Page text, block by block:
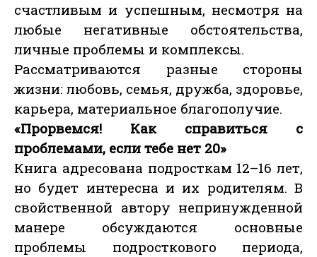
счастливым и успешным, несмотря на
любые негативные обстоятельства,
личные проблемы и комплексы.
Рассматриваются разные стороны
жизни: любовь, семья, дружба, здоровье,
карьера, материальное благополучие.
«Прорвемся! Как справиться с
проблемами, если тебе нет 20»
Книга адресована подросткам 12–16 лет,
но будет интересна и их родителям. В
свойственной автору непринужденной
манере обсуждаются основные
проблемы подросткового периода,